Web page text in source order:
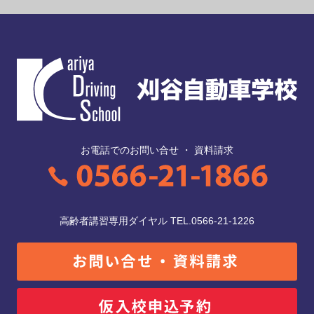
お電話でのお問い合せ ・ 資料請求
高齢者講習専用ダイヤル TEL.0566-21-1226